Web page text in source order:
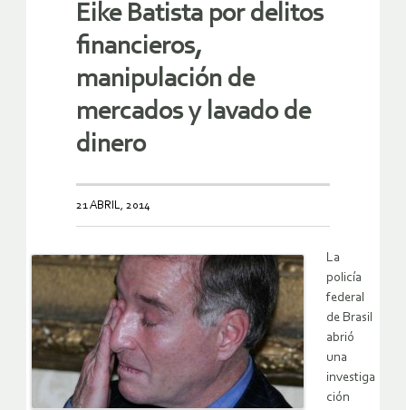
Eike Batista por delitos
financieros,
manipulación de
mercados y lavado de
dinero
21 ABRIL, 2014
La
policía
federal
de Brasil
abrió
una
investiga
ción